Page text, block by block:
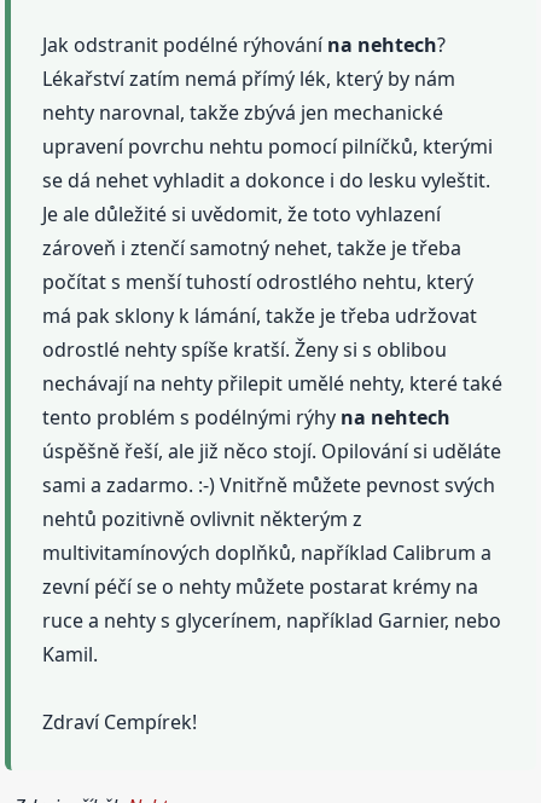
Jak odstranit podélné rýhovánína nehtech?
Lékařství zatím nemá přímý lék, který by nám
nehty narovnal, takže zbývá jen mechanické
upravení povrchu nehtu pomocí pilníčků, kterými
se dá nehet vyhladit a dokonce i do lesku vyleštit.
Je ale důležité si uvědomit, že toto vyhlazení
zároveň i ztenčí samotný nehet, takže je třeba
počítat s menší tuhostí odrostlého nehtu, který
má pak sklony k lámání, takže je třeba udržovat
odrostlé nehty spíše kratší. Ženy si s oblibou
nechávají na nehty přilepit umělé nehty, které také
tento problém s podélnými rýhy na nehtech
úspěšně řeší, ale již něco stojí. Opilování si uděláte
sami a zadarmo. :-) Vnitřně můžete pevnost svých
nehtů pozitivně ovlivnit některým z
multivitamínových doplňků, například Calibrum a
zevní péčí se o nehty můžete postarat krémy na
ruce a nehty s glycerínem, například Garnier, nebo
Kamil.
Zdraví Cempírek!